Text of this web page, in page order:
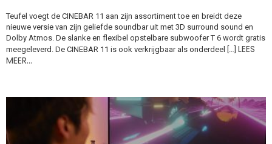
Teufel voegt de CINEBAR 11 aan zijn assortiment toe en breidt deze
nieuwe versie van zijn geliefde soundbar uit met 3D surround sound en
Dolby Atmos. De slanke en flexibel opstelbare subwoofer T 6 wordt gratis
meegeleverd. De CINEBAR 11 is ook verkrijgbaar als onderdeel […] LEES
MEER…